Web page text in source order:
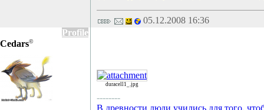
05.12.2008 16:36
Profile
Cedars©
duracell1_.jpg
--------
В древности люди учились для того,